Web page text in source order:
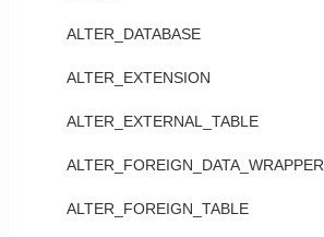
ALTER_DATABASE
ALTER_EXTENSION
ALTER_EXTERNAL_TABLE
ALTER_FOREIGN_DATA_WRAPPER
ALTER_FOREIGN_TABLE